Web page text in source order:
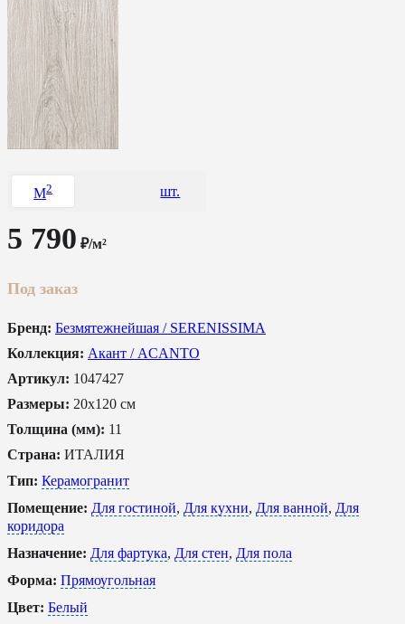
M2 шт.
5 790 ₽/м²
Под заказ
Бренд: Безмятежнейшая / SERENISSIMA
Коллекция: Акант / ACANTO
Артикул: 1047427
Размеры: 20x120 см
Толщина (мм): 11
Страна: ИТАЛИЯ
Тип: Керамогранит
Помещение: Для гостиной, Для кухни, Для ванной, Для
коридора
Назначение: Для фартука, Для стен, Для пола
Форма: Прямоугольная
Цвет: Белый